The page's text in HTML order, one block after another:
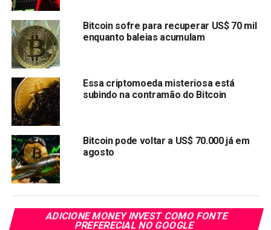
Polymarket já precifica o
conflito
No mercado de previsões Polymarket, plataforma que
opera com criptomoedas, os números são diretos. A
probabilidade de um ataque americano ao Irã acontecer
em março chegou a 68%. A chance de a ofensiva ocorrer
antes de março está em 76%.
Essesdados
antecipando um deterioração do cenário. E onde há
incerteza, investidores costumam reduzir exposição a
ativos voláteis — o que inclui o Bitcoin.
Bitcoin sofre para recuperar US$ 70 mil
enquanto baleias acumulam
Essa criptomoeda misteriosa está
subindo na contramão do Bitcoin
Bitcoin pode voltar a US$ 70.000 já em
agosto
ADICIONE MONEY INVEST COMO FONTE
PREFERECIAL NO GOOGLE